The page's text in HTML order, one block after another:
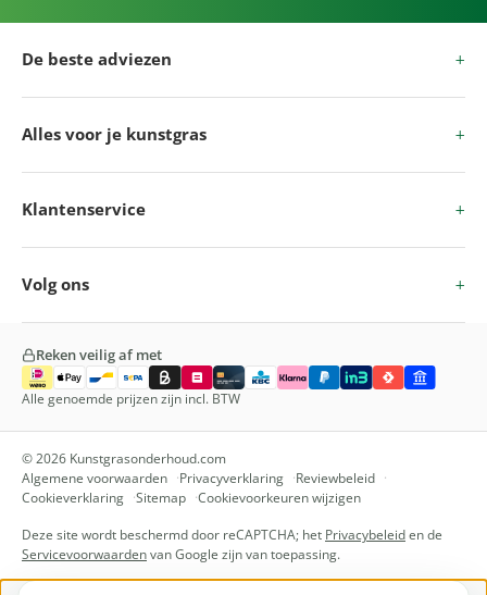
De beste adviezen
Alles voor je kunstgras
Klantenservice
Volg ons
© 2026 Kunstgrasonderhoud.com
Algemene voorwaarden
Privacyverklaring
Reviewbeleid
Cookieverklaring
Sitemap
Cookievoorkeuren wijzigen
Deze site wordt beschermd door reCAPTCHA; het Privacybeleiden de
Servicevoorwaardenvan Google zijn van toepassing.
Reken veilig af met
Alle genoemde prijzen zijn incl. BTW